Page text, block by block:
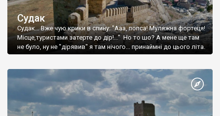
Судак
Судак... Вже чую крики в спину: "Ааа, попса! Муляжна фортеця!
Місце,туристами затерте до дір!..." Но то шо? А мене ще там
не було, ну не "дірявив" я там нічого... принаймні до цього літа.